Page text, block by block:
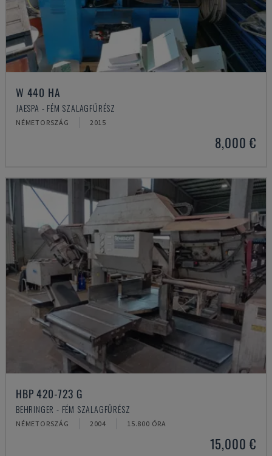
W 440 HA
JAESPA - FÉM SZALAGFŰRÉSZ
NÉMETORSZÁG 2015
8,000 €
HBP 420-723 G
BEHRINGER - FÉM SZALAGFŰRÉSZ
NÉMETORSZÁG 2004 15.800 ÓRA
15,000 €